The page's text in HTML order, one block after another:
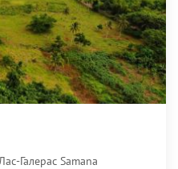
Галерас Samana